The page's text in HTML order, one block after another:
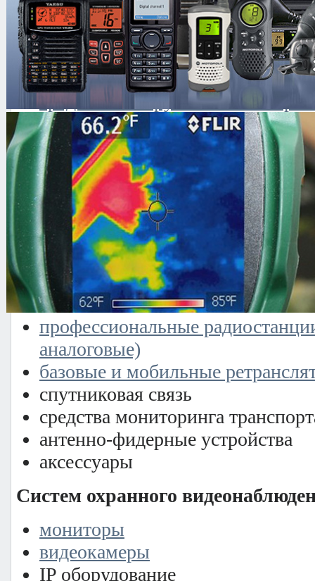
Антитеррористического
рентгено-телевизионное и
металлодетекторы и
средства обнаружения и
наркотических и химических
радиоактивных материалов ;
техника поиска и выявления
информации
криминалистическая техника
средства документирования и
средства экстренного
Оборудование связи
профессиональные
аналоговые)
базовые и мобильные
спутниковая связь
средства мониторинга
антенно-фидерные устройства
аксессуары
Систем охранного
мониторы
видеокамеры
IP оборудование